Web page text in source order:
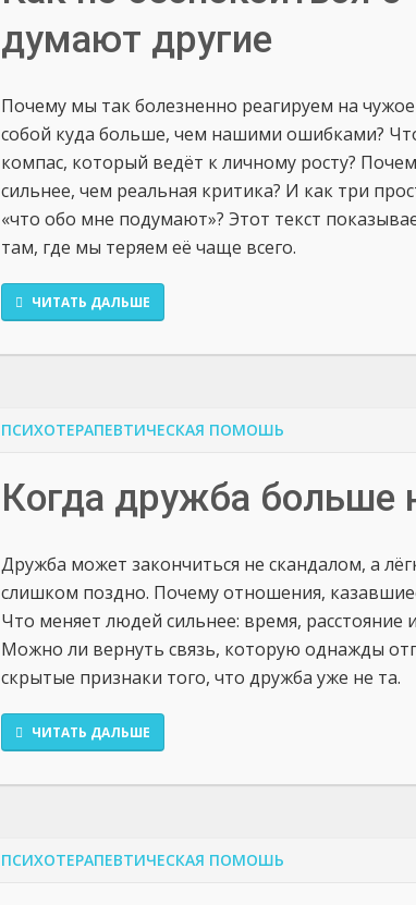
думают другие
Почему мы так болезненно реагируем на
собой куда больше, чем нашими ошибками?
компас, который ведёт к личному росту?
сильнее, чем реальная критика? И как три
«что обо мне подумают»? Этот текст
там, где мы теряем её чаще всего.
ЧИТАТЬ ДАЛЬШЕ
ПСИХОТЕРАПЕВТИЧЕСКАЯ ПОМОШЬ
Когда дружба больше
Дружба может закончиться не скандалом, а
слишком поздно. Почему отношения,
Что меняет людей сильнее: время, расстояние
Можно ли вернуть связь, которую однажды
скрытые признаки того, что дружба уже не та.
ЧИТАТЬ ДАЛЬШЕ
ПСИХОТЕРАПЕВТИЧЕСКАЯ ПОМОШЬ